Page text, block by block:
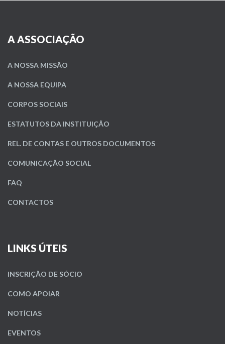
A ASSOCIAÇÃO
A NOSSA MISSÃO
A NOSSA EQUIPA
CORPOS SOCIAIS
ESTATUTOS DA INSTITUIÇÃO
REL. DE CONTAS E OUTROS DOCUMENTOS
COMUNICAÇÃO SOCIAL
FAQ
CONTACTOS
LINKS ÚTEIS
INSCRIÇÃO DE SÓCIO
COMO APOIAR
NOTÍCIAS
EVENTOS